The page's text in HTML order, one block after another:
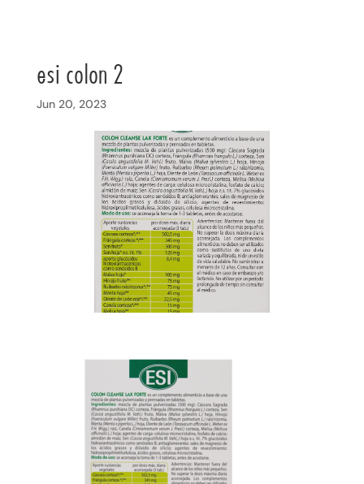
esi colon 2
Jun 20, 2023